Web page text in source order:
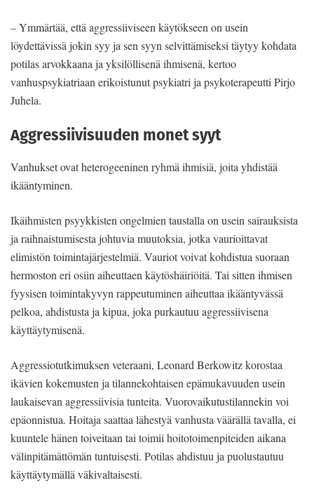
– Ymmärtää, että aggressiiviseen käytökseen on usein
löydettävissä jokin syy ja sen syyn selvittämiseksi täytyy kohdata
potilas arvokkaana ja yksilöllisenä ihmisenä, kertoo
vanhuspsykiatriaan erikoistunut psykiatri ja psykoterapeutti Pirjo
Juhela.
Aggressiivisuuden monet syyt
Vanhukset ovat heterogeeninen ryhmä ihmisiä, joita yhdistää
ikääntyminen.
Ikäihmisten psyykkisten ongelmien taustalla on usein sairauksista
ja raihnaistumisesta johtuvia muutoksia, jotka vaurioittavat
elimistön toimintajärjestelmiä. Vauriot voivat kohdistua suoraan
hermoston eri osiin aiheuttaen käytöshäiriöitä. Tai sitten ihmisen
fyysisen toimintakyvyn rappeutuminen aiheuttaa ikääntyvässä
pelkoa, ahdistusta ja kipua, joka purkautuu aggressiivisena
käyttäytymisenä.
Aggressiotutkimuksen veteraani, Leonard Berkowitz korostaa
ikävien kokemusten ja tilannekohtaisen epämukavuuden usein
laukaisevan aggressiivisia tunteita. Vuorovaikutustilannekin voi
epäonnistua. Hoitaja saattaa lähestyä vanhusta väärällä tavalla, ei
kuuntele hänen toiveitaan tai toimii hoitotoimenpiteiden aikana
välinpitämättömän tuntuisesti. Potilas ahdistuu ja puolustautuu
käyttäytymällä väkivaltaisesti.